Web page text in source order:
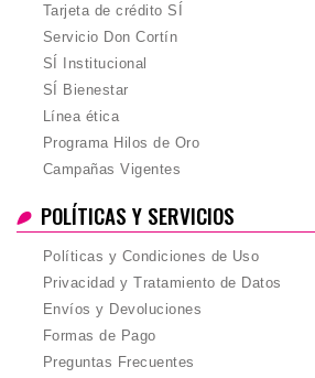
Tarjeta de crédito SÍ
Servicio Don Cortín
SÍ Institucional
SÍ Bienestar
Línea ética
Programa Hilos de Oro
Campañas Vigentes
POLÍTICAS Y SERVICIOS
Políticas y Condiciones de Uso
Privacidad y Tratamiento de Datos
Envíos y Devoluciones
Formas de Pago
Preguntas Frecuentes